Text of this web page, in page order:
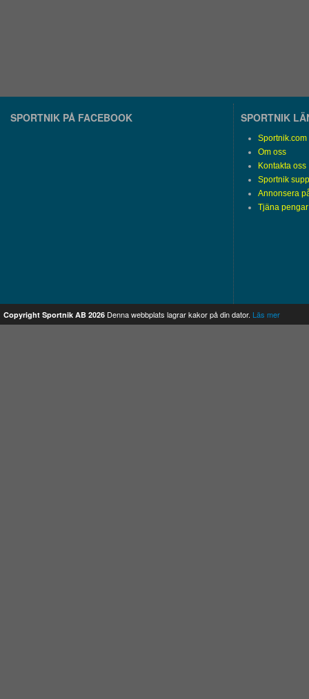
SPORTNIK PÅ FACEBOOK SPORTNIK
Sportnik.com
Om oss
Kontakta oss
Sportnik
Annonsera
Tjäna pengar
Copyright Sportnik AB 2026 Denna webbplats lagrar kakor på din dator. Läs mer